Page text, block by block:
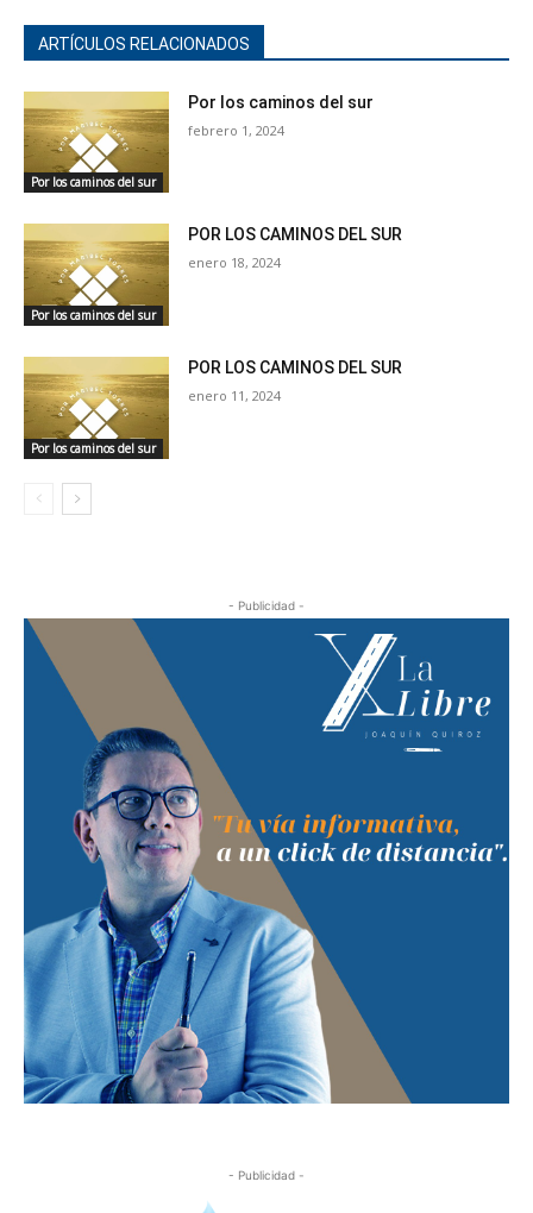
ARTÍCULOS RELACIONADOS
Por los caminos del sur
Por los caminos del sur
febrero 1, 2024
Por los caminos del sur
POR LOS CAMINOS DEL SUR
enero 18, 2024
Por los caminos del sur
POR LOS CAMINOS DEL SUR
enero 11, 2024
- Publicidad -
- Publicidad -